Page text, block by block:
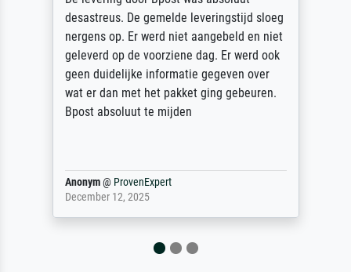
des Rahmens! Unser Bild wurde sehr
sorgfältig und sicher verpackt, so dass es
unbeschadet bei uns ankam. Es wird nicht
unser letzter Meisterdruck sein. Vielen
Dank!
Reinhold,@ProvenExpert
April 22, 2026